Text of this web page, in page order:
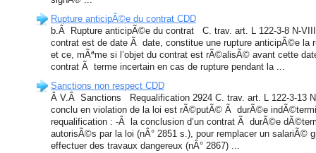
Rupture anticipÃ©e du contrat CDD
b.Â Rupture anticipÃ©e du contrat C. trav. art. L 122-3-8 N-
contrat est de date Ã date, constitue une rupture anticipÃ©e la
et ce, mÃªme si l’objet du contrat est rÃ©alisÃ© avant cette
contrat Ã terme incertain en cas de rupture pendant la ...
Sanctions non respect CDD
Â V.Â Sanctions Requalification 2924 C. trav. art. L 122-3-13
conclu en violation de la loi est rÃ©putÃ© Ã durÃ©e
requalification : -Â la conclusion d’un contrat Ã durÃ©e
autorisÃ©s par la loi (nÂ° 2851 s.), pour remplacer un salariÃ©
effectuer des travaux dangereux (nÂ° 2867) ...